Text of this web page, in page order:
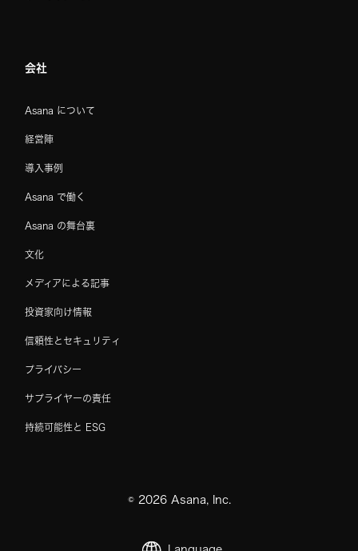
会社
Asana について
経営陣
導入事例
Asana で働く
Asana の舞台裏
文化
メディアによる記事
投資家向け情報
信頼性とセキュリティ
プライバシー
サプライヤーの責任
持続可能性と ESG
© 2026Asana, Inc.